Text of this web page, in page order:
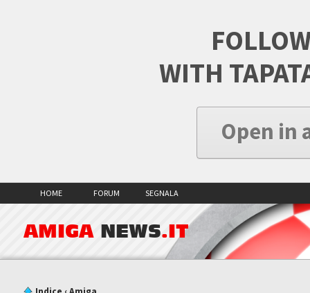
WITH
Open in
HOME FORUM SEGNALA
AMIGA NEWS.IT